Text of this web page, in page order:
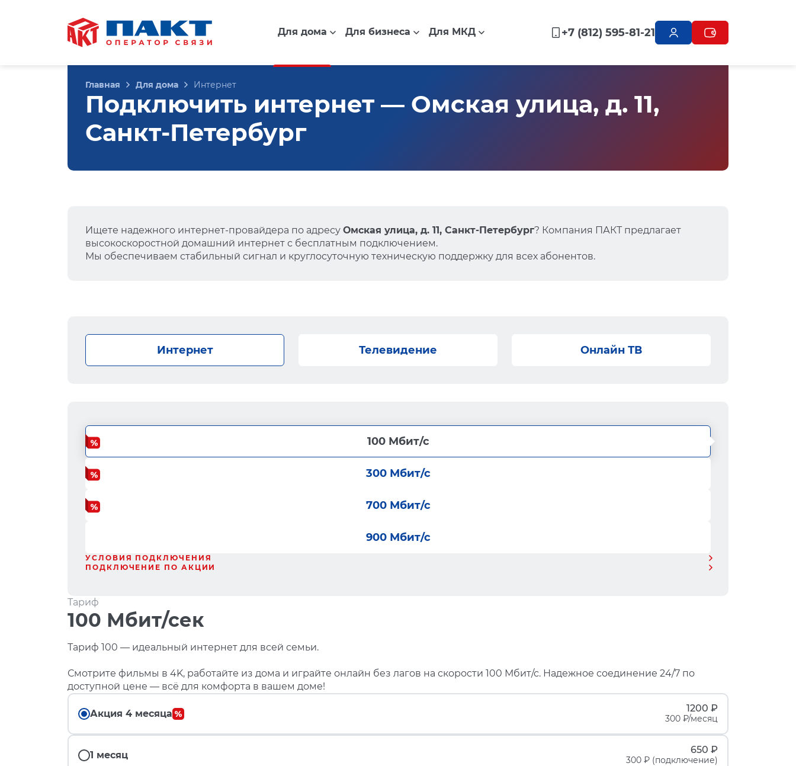
Для дома Для бизнеса Для МКД +7 (812) 595-81-21
Главная Для дома Интернет
Подключить интернет — Омская улица, д. 11,
Санкт-Петербург
Ищете надежного интернет-провайдера по адресу Омская улица, д. 11, Санкт-Петербург? Компания ПАКТ предлагает
высокоскоростной домашний интернет с бесплатным подключением.
Мы обеспечиваем стабильный сигнал и круглосуточную техническую поддержку для всех абонентов.
Интернет Телевидение Онлайн ТВ
100 Мбит/с
300 Мбит/с
700 Мбит/с
900 Мбит/с
УСЛОВИЯ ПОДКЛЮЧЕНИЯ
ПОДКЛЮЧЕНИЕ ПО АКЦИИ
Тариф
100 Мбит/сек
Тариф 100 — идеальный интернет для всей семьи.
Смотрите фильмы в 4K, работайте из дома и играйте онлайн без лагов на скорости 100 Мбит/с. Надежное соединение 24/7 по
доступной цене — всё для комфорта в вашем доме!
Акция 4 месяца 1200 ₽
300 ₽/месяц
1 месяц 650 ₽
300 ₽ (подключение)